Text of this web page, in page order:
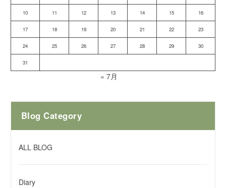
10 11 12 13 14 15 16
17 18 19 20 21 22 23
24 25 26 27 28 29 30
31
« 7月
Blog Category
ALL BLOG
Diary